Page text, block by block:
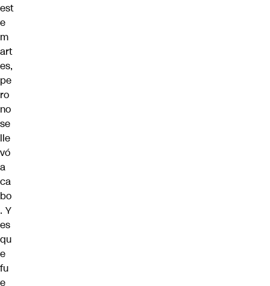
est
e
m
art
es,
pe
ro
no
se
lle
vó
a
ca
bo
. Y
es
qu
e
fu
e